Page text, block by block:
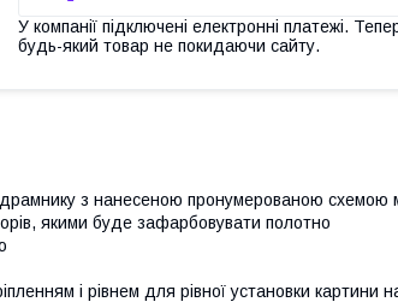
У компанії підключені електронні платежі.
будь-який товар не покидаючи сайту.
з нанесеною пронумерованою схемою
якими буде зафарбовувати полотно
і рівнем для рівної установки картини